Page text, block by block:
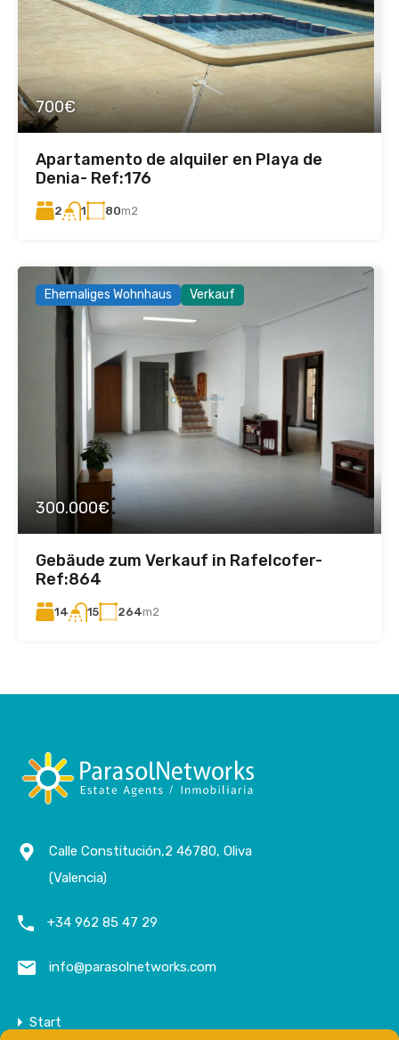
700€
Apartamento de alquiler en Playa de
Denia- Ref:176
2 1 80m2
Ehemaliges Wohnhaus Verkauf
300.000€
Gebäude zum Verkauf in Rafelcofer-
Ref:864
14 15 264m2
Calle Constitución,2 46780, Oliva
(Valencia)
+34 962 85 47 29
info@parasolnetworks.com
Start